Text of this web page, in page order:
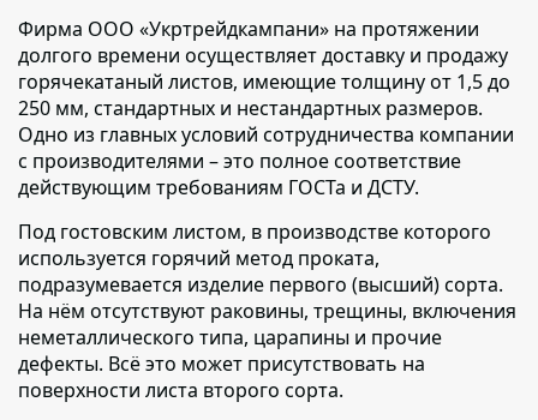
Фирма ООО «Укртрейдкампани» на протяжении
долгого времени осуществляет доставку и продажу
горячекатаный листов, имеющие толщину от 1,5 до
250 мм, стандартных и нестандартных размеров.
Одно из главных условий сотрудничества компании
с производителями – это полное соответствие
действующим требованиям ГОСТа и ДСТУ.
Под гостовским листом, в производстве которого
используется горячий метод проката,
подразумевается изделие первого (высший) сорта.
На нём отсутствуют раковины, трещины, включения
неметаллического типа, царапины и прочие
дефекты. Всё это может присутствовать на
поверхности листа второго сорта.